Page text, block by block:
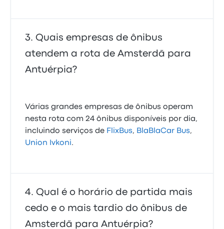
Quais empresas de ônibus
atendem a rota de Amsterdã para
Antuérpia?
Várias grandes empresas de ônibus operam
nesta rota com 24 ônibus disponíveis por dia,
incluindo serviços de FlixBus, BlaBlaCar Bus,
Union Ivkoni.
Qual é o horário de partida mais
cedo e o mais tardio do ônibus de
Amsterdã para Antuérpia?